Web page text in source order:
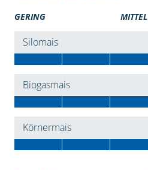
GERING MITTEL
Silomais
Biogasmais
Körnermais